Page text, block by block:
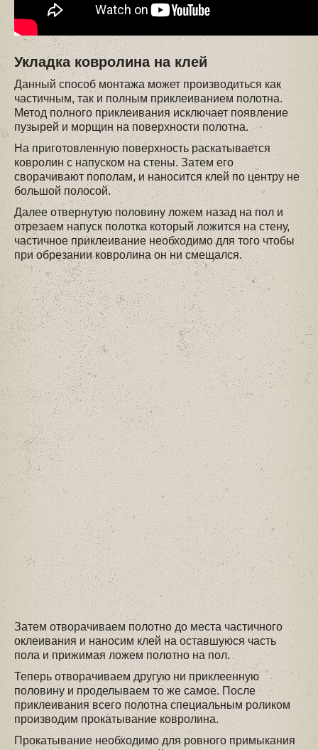
Укладка ковролина на клей
Данный способ монтажа может производиться как
частичным, так и полным приклеиванием полотна.
Метод полного приклеивания исключает появление
пузырей и морщин на поверхности полотна.
На приготовленную поверхность раскатывается
ковролин с напуском на стены. Затем его
сворачивают пополам, и наносится клей по центру не
большой полосой.
Далее отвернутую половину ложем назад на пол и
отрезаем напуск полотка который ложится на стену,
частичное приклеивание необходимо для того чтобы
при обрезании ковролина он ни смещался.
Затем отворачиваем полотно до места частичного
оклеивания и наносим клей на оставшуюся часть
пола и прижимая ложем полотно на пол.
Теперь отворачиваем другую ни приклеенную
половину и проделываем то же самое. После
приклеивания всего полотна специальным роликом
производим прокатывание ковролина.
Прокатывание необходимо для ровного примыкания